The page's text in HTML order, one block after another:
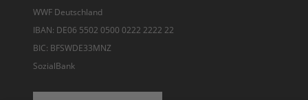
WWF Deutschland
IBAN: DE06 5502 0500 0222 2222 22
BIC: BFSWDE33MNZ
SozialBank